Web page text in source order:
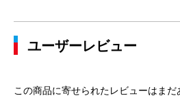
ユーザーレビュー
この商品に寄せられたレビューはまだ